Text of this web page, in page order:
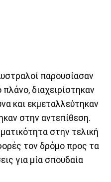
παρουσίασαν
διαχειρίστηκαν
και εκμεταλλεύτηκαν
στην αντεπίθεση.
στην τελική
τον δρόμο προς τα
για μία σπουδαία